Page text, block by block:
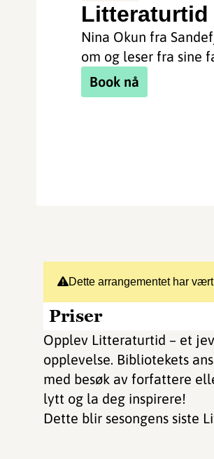
Litteraturtid
Nina Okun fra
om og leser fra sine
Book nå
Dette arrangementet har
Priser
Opplev Litteraturtid – et
opplevelse. Bibliotekets
med besøk av forfattere
lytt og la deg inspirere!
Dette blir sesongens siste